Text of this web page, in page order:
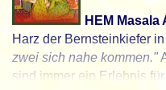
HEM
Harz der Bernsteinkiefer
zwei sich nahe kommen."
sind immer ein Erlebnis für